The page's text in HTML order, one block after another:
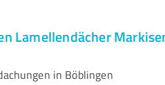
Lamellendächer
in Böblingen